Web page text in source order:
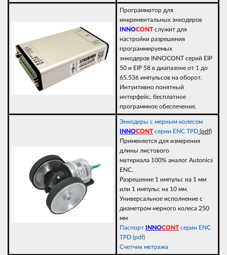
Программатор для
инкрементальных энкодеров
INNOCONT служит для
настройки разрешения
программируемых
энкодеров INNOCONT серий EIP
50 и EIP 58 в диапазоне от 1 до
65.536 импульсов на оборот.
Интуитивно понятный
интерфейс, бесплатное
программное обеспечение.
Энкодеры с мерным колесом
INNOCONT серии ENC TPD (pdf)
Применяется для измерения
длины листового
материала 100% аналог Autonics
ENC.
Разрешение 1 импульс на 1 мм
или 1 импульс на 10 мм.
Универсальное исполнение с
диаметром мерного колеса 250
мм
Паспорт INNOCONT серии ENC
TPD (pdf)
Счетчик метража